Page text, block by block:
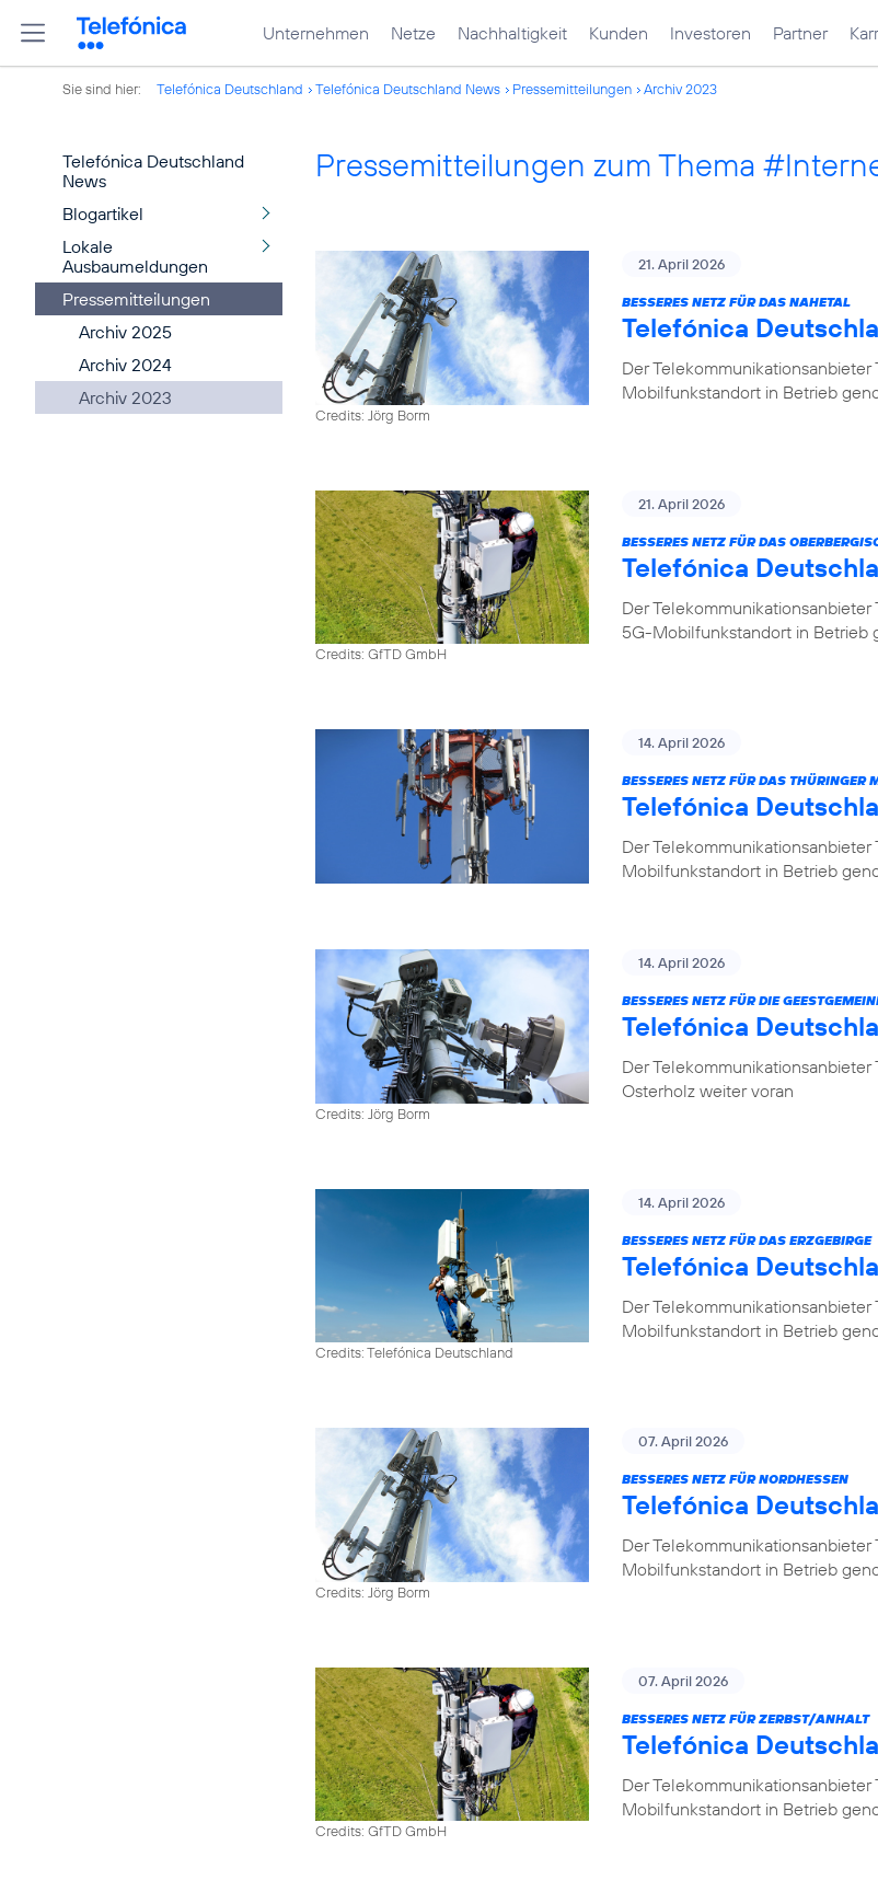
Unternehmen Netze Nachhaltigkeit Kunden Investoren Partner
Sie sind hier: Telefónica Deutschland Telefónica Deutschland News Pressemitteilungen Archiv 2023
Telefónica Deutschland
News
Blogartikel
Lokale
Ausbaumeldungen
Pressemitteilungen
Archiv 2025
Archiv 2024
Archiv 2023
Pressemitteilungen zum Thema
Credits: Jörg Borm
21. April 2026
BESSERES NETZ FÜR DAS NAHETAL
Telefónica
Der
Mobilfunkstandort in Betrieb
Credits: GfTD GmbH
21. April 2026
BESSERES NETZ FÜR DAS
Telefónica
Der
5G-Mobilfunkstandort in Betrieb
14. April 2026
BESSERES NETZ FÜR DAS THÜRINGER
Telefónica
Der
Mobilfunkstandort in Betrieb
Credits: Jörg Borm
14. April 2026
BESSERES NETZ FÜR DIE
Telefónica
Der
Osterholz weiter voran
Credits: Telefónica Deutschland
14. April 2026
BESSERES NETZ FÜR DAS ERZGEBIRGE
Telefónica
Der
Mobilfunkstandort in Betrieb
Credits: Jörg Borm
07. April 2026
BESSERES NETZ FÜR NORDHESSEN
Telefónica
Der
Mobilfunkstandort in Betrieb
Credits: GfTD GmbH
07. April 2026
BESSERES NETZ FÜR ZERBST/ANHALT
Telefónica
Der
Mobilfunkstandort in Betrieb